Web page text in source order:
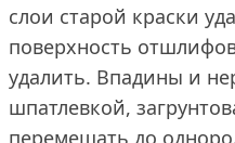
слои старой краски
поверхность
удалить. Впадины и
шпатлевкой,
перемешать до